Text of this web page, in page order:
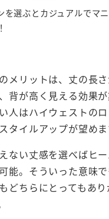
を選ぶとカジュアルでマ
メリットは、丈の長
背が高く見える効果
人はハイウェストの
タイルアップが望めま
ない丈感を選べばヒ
能。そういった意味
どちらにとってもあ